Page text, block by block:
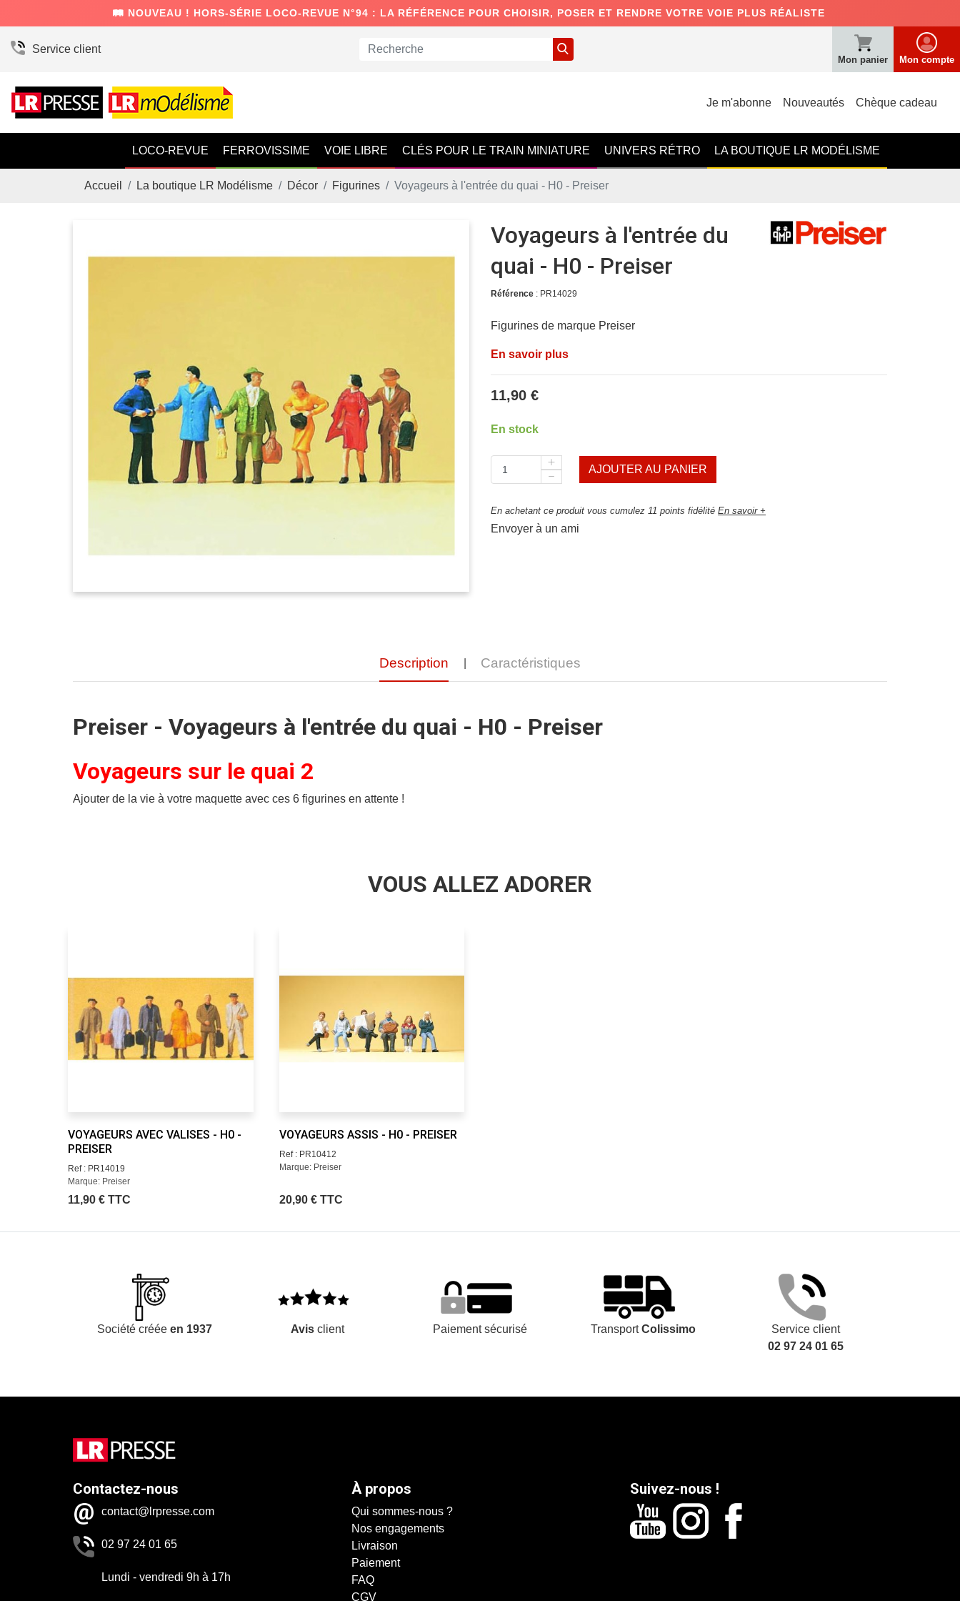
🛤️ NOUVEAU ! HORS-SÉRIE LOCO-REVUE N°94 : LA RÉFÉRENCE POUR CHOISIR, POSER ET RENDRE VOTRE VOIE PLUS RÉALISTE
Service client
Mon panier Mon compte
Je m'abonne Nouveautés Chèque cadeau
LOCO-REVUE FERROVISSIME VOIE LIBRE CLÉS POUR LE TRAIN MINIATURE UNIVERS RÉTRO LA BOUTIQUE LR MODÉLISME
Accueil La boutique LR Modélisme Décor Figurines Voyageurs à l'entrée du quai - H0 - Preiser
Voyageurs à l'entrée du
quai - H0 - Preiser
Référence : PR14029
Figurines de marque Preiser
En savoir plus
11,90 €
En stock
AJOUTER AU PANIER
En achetant ce produit vous cumulez 11 points fidélité En savoir +
Envoyer à un ami
Description Caractéristiques
Preiser - Voyageurs à l'entrée du quai - H0 - Preiser
Voyageurs sur le quai 2
Ajouter de la vie à votre maquette avec ces 6 figurines en attente !
VOUS ALLEZ ADORER
VOYAGEURS AVEC VALISES - H0 -
PREISER
Ref : PR14019
Marque: Preiser
11,90 € TTC
VOYAGEURS ASSIS - H0 - PREISER
Ref : PR10412
Marque: Preiser
20,90 € TTC
Société créée en 1937 Avisclient Paiement sécurisé TransportColissimo
Service client
02 97 24 01 65
Contactez-nous
contact@lrpresse.com
02 97 24 01 65
Lundi - vendredi 9h à 17h
À propos
Qui sommes-nous ?
Nos engagements
Livraison
Paiement
FAQ
CGV
Suivez-nous !